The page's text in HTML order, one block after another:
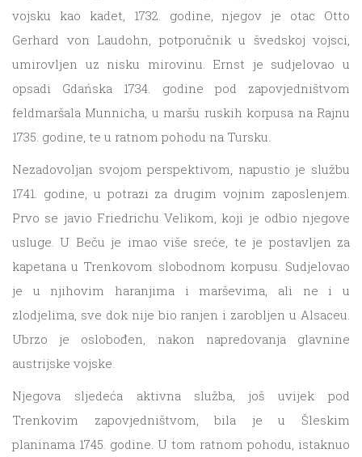
vojsku kao kadet, 1732. godine, njegov je otac Otto
Gerhard von Laudohn, potporučnik u švedskoj vojsci,
umirovljen uz nisku mirovinu. Ernst je sudjelovao u
opsadi Gdańska 1734. godine pod zapovjedništvom
feldmaršala Munnicha, u maršu ruskih korpusa na Rajnu
1735. godine, te u ratnom pohodu na Tursku.
Nezadovoljan svojom perspektivom, napustio je službu
1741. godine, u potrazi za drugim vojnim zaposlenjem.
Prvo se javio Friedrichu Velikom, koji je odbio njegove
usluge. U Beču je imao više sreće, te je postavljen za
kapetana u Trenkovom slobodnom korpusu. Sudjelovao
je u njihovim haranjima i marševima, ali ne i u
zlodjelima, sve dok nije bio ranjen i zarobljen u Alsaceu.
Ubrzo je oslobođen, nakon napredovanja glavnine
austrijske vojske.
Njegova sljedeća aktivna služba, još uvijek pod
Trenkovim zapovjedništvom, bila je u Šleskim
planinama 1745. godine. U tom ratnom pohodu, istaknuo